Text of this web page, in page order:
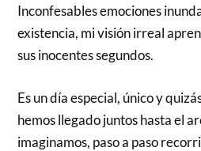
Inconfesables emociones
existencia, mi visión irreal
sus inocentes segundos.
Es un día especial, único y
hemos llegado juntos hasta el
imaginamos, paso a paso